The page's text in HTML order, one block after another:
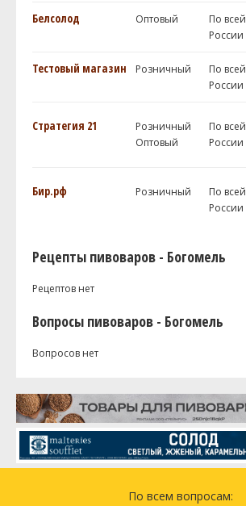
Белсолод Оптовый
По всей
России
Тестовый магазин Розничный
По всей
России
Стратегия 21
Розничный
Оптовый
По всей
России
Бир.рф Розничный
По всей
России
Рецепты пивоваров - Богомель
Рецептов нет
Вопросы пивоваров - Богомель
Вопросов нет
По всем вопросам: